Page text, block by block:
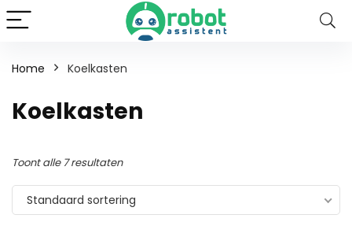
Home Koelkasten
Koelkasten
Toont alle 7 resultaten
Standaard sortering